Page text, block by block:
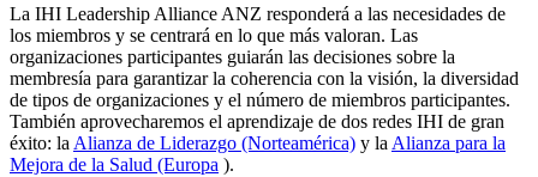
La IHI Leadership Alliance ANZ responderá a las necesidades de
los miembros y se centrará en lo que más valoran. Las
organizaciones participantes guiarán las decisiones sobre la
membresía para garantizar la coherencia con la visión, la diversidad
de tipos de organizaciones y el número de miembros participantes.
También aprovecharemos el aprendizaje de dos redes IHI de gran
éxito: la Alianza de Liderazgo (Norteamérica) y la Alianza para la
Mejora de la Salud (Europa ).